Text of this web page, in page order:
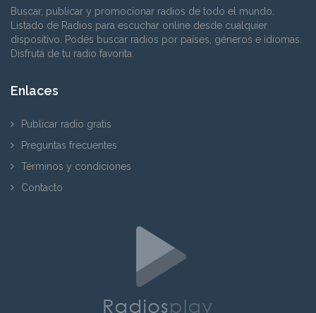
Buscar, publicar y promocionar radios de todo el mundo.
Listado de Radios para escuchar online desde cualquier
dispositivo. Podés buscar radios por países, géneros e idiomas.
Disfrutá de tu radio favorita.
Enlaces
Publicar radio gratis
Preguntas frecuentes
Términos y condiciones
Contacto